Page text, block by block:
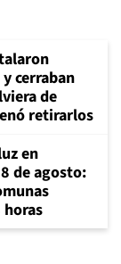
cerraban
de
retirarlos
en
de agosto: